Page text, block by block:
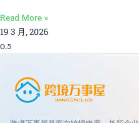
Read More »
19 3 月, 2026